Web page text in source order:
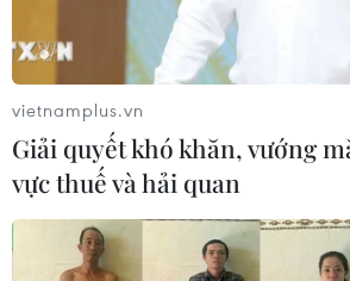
vietnamplus.vn
Giải quyết khó khăn, vướng
vực thuế và hải quan